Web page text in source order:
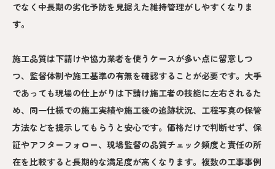
でなく中長期の劣化予防を見据えた維持管理がしやすくなりま
す。
施工品質は下請けや協力業者を使うケースが多い点に留意しつ
つ、監督体制や施工基準の有無を確認することが必要です。大手
であっても現場の仕上がりは下請け施工者の技能に左右されるた
め、同一仕様での施工実績や施工後の追跡状況、工程写真の保管
方法などを提示してもらうと安心です。価格だけで判断せず、保
証やアフターフォロー、現場監督の品質チェック頻度と責任の所
在を比較すると長期的な満足度が高くなります。複数の工事事例